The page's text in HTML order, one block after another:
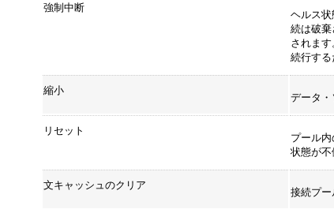
強制中断
ヘルス
続は破
されま
続行する
縮小
データ
リセット
プール
状態が不
文キャッシュのクリア
接続プ